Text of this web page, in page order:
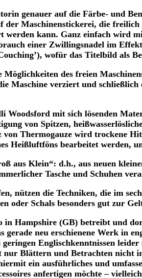
genauer auf die Färbe- und
der Maschinenstickerei, die
werden kann. Ganz einfach wird
einer Zwillingsnadel im
wofür das Titelbild als
des freien
Maschine verziert und
mit sich lösenden
von Spitzen,
Thermogauze wird trockene
Heißluftföns bearbeitet werden,
aus Klein“: d.h., aus neuen
Tasche und Schuhen
nützen die Techniken, die im
oder Schals besonders gut zur
Hampshire (GB) betreibt und
gerade neu erschienene Werk in
geringen Englischkenntnissen
nur Blättern und Betrachten nicht
ein ausführliches und
anfertigen möchte –